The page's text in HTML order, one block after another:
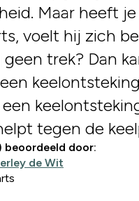
Maar heeft
voelt hij zich
trek? Dan
tegen de
beoordeeld door:
de Wit